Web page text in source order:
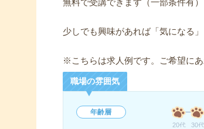
無料で受講できます（一部条件有）
少しでも興味があれば「気になる」
※こちらは求人例です。ご希望に
職場の雰囲気
年齢層
20代 30代